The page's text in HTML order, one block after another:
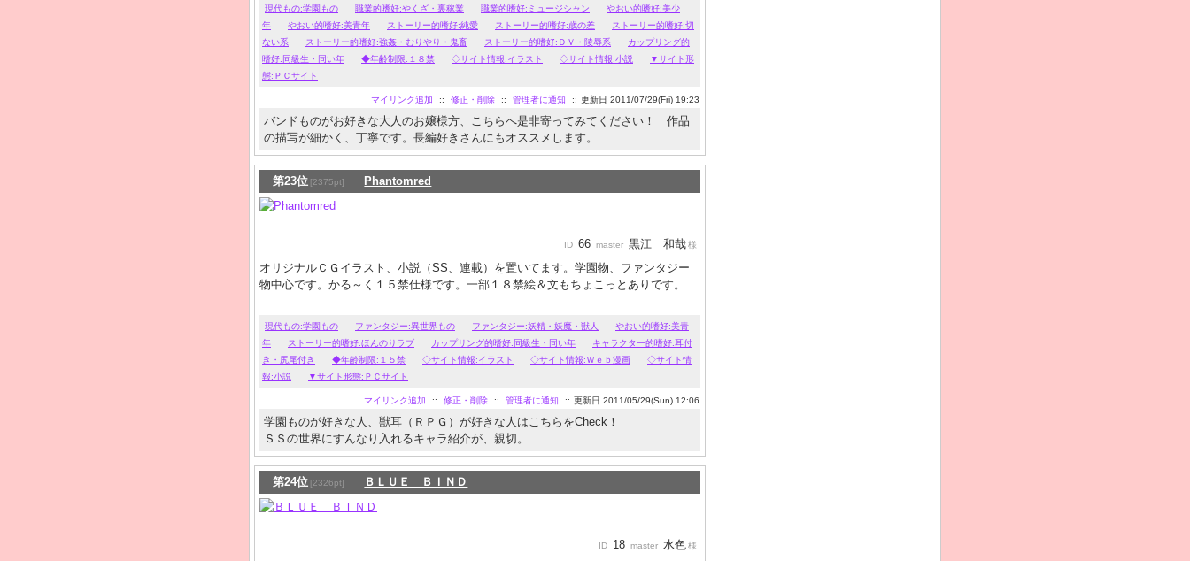
10代～20代前半の総受け、多角関係、主従、葛藤。プロ/アマバンドマン、暴走族、
ヤンキー、アウトロー。
和な任侠、女形好きの方も是非。完全18禁。
現代もの:学園もの 職業的嗜好:やくざ・裏稼業 職業的嗜好:ミュージシャン
やおい的嗜好:美少
年
やおい的嗜好:美青年 ストーリー的嗜好:純愛 ストーリー的嗜好:歳の差
ストーリー的嗜好:切
ない系
ストーリー的嗜好:強姦・むりやり・鬼畜 ストーリー的嗜好:ＤＶ・陵辱系
カップリング的
嗜好:同級生・同い年
◆年齢制限:１８禁 ◇サイト情報:イラスト ◇サイト情報:小説
▼サイト形
態:ＰＣサイト
マイリンク追加 :: 修正・削除 :: 管理者に通知 :: 更新日 2011/07/29(Fri) 19:23
バンドものがお好きな大人のお嬢様方、こちらへ是非寄ってみてください！ 作品
の描写が細かく、丁寧です。長編好きさんにもオススメします。
第23位 [2375pt] Phantomred
ID 66 master 黒江 和哉様
オリジナルＣＧイラスト、小説（SS、連載）を置いてます。学園物、ファンタジー
物中心です。かる～く１５禁仕様です。一部１８禁絵＆文もちょこっとありです。
現代もの:学園もの ファンタジー:異世界もの ファンタジー:妖精・妖魔・獣人
やおい的嗜好:美青
年
ストーリー的嗜好:ほんのりラブ カップリング的嗜好:同級生・同い年
キャラクター的嗜好:耳付
き・尻尾付き
◆年齢制限:１５禁 ◇サイト情報:イラスト ◇サイト情報:Ｗｅｂ漫画
◇サイト情
報:小説
▼サイト形態:ＰＣサイト
マイリンク追加 :: 修正・削除 :: 管理者に通知 :: 更新日 2011/05/29(Sun) 12:06
学園ものが好きな人、獣耳（ＲＰＧ）が好きな人はこちらをCheck！
ＳＳの世界にすんなり入れるキャラ紹介が、親切。
第24位 [2326pt] ＢＬＵＥ ＢＩＮＤ
ID 18 master 水色様